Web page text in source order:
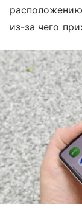
из-за чего